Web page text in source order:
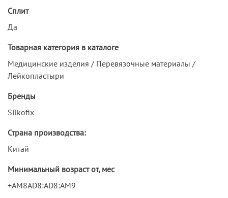
Сплит
Да
Товарная категория в каталоге
Медицинские изделия / Перевязочные материалы /
Лейкопластыри
Бренды
Silkofix
Страна производства:
Китай
Минимальный возраст от, мес
+AM8AD8:AD8:AM9